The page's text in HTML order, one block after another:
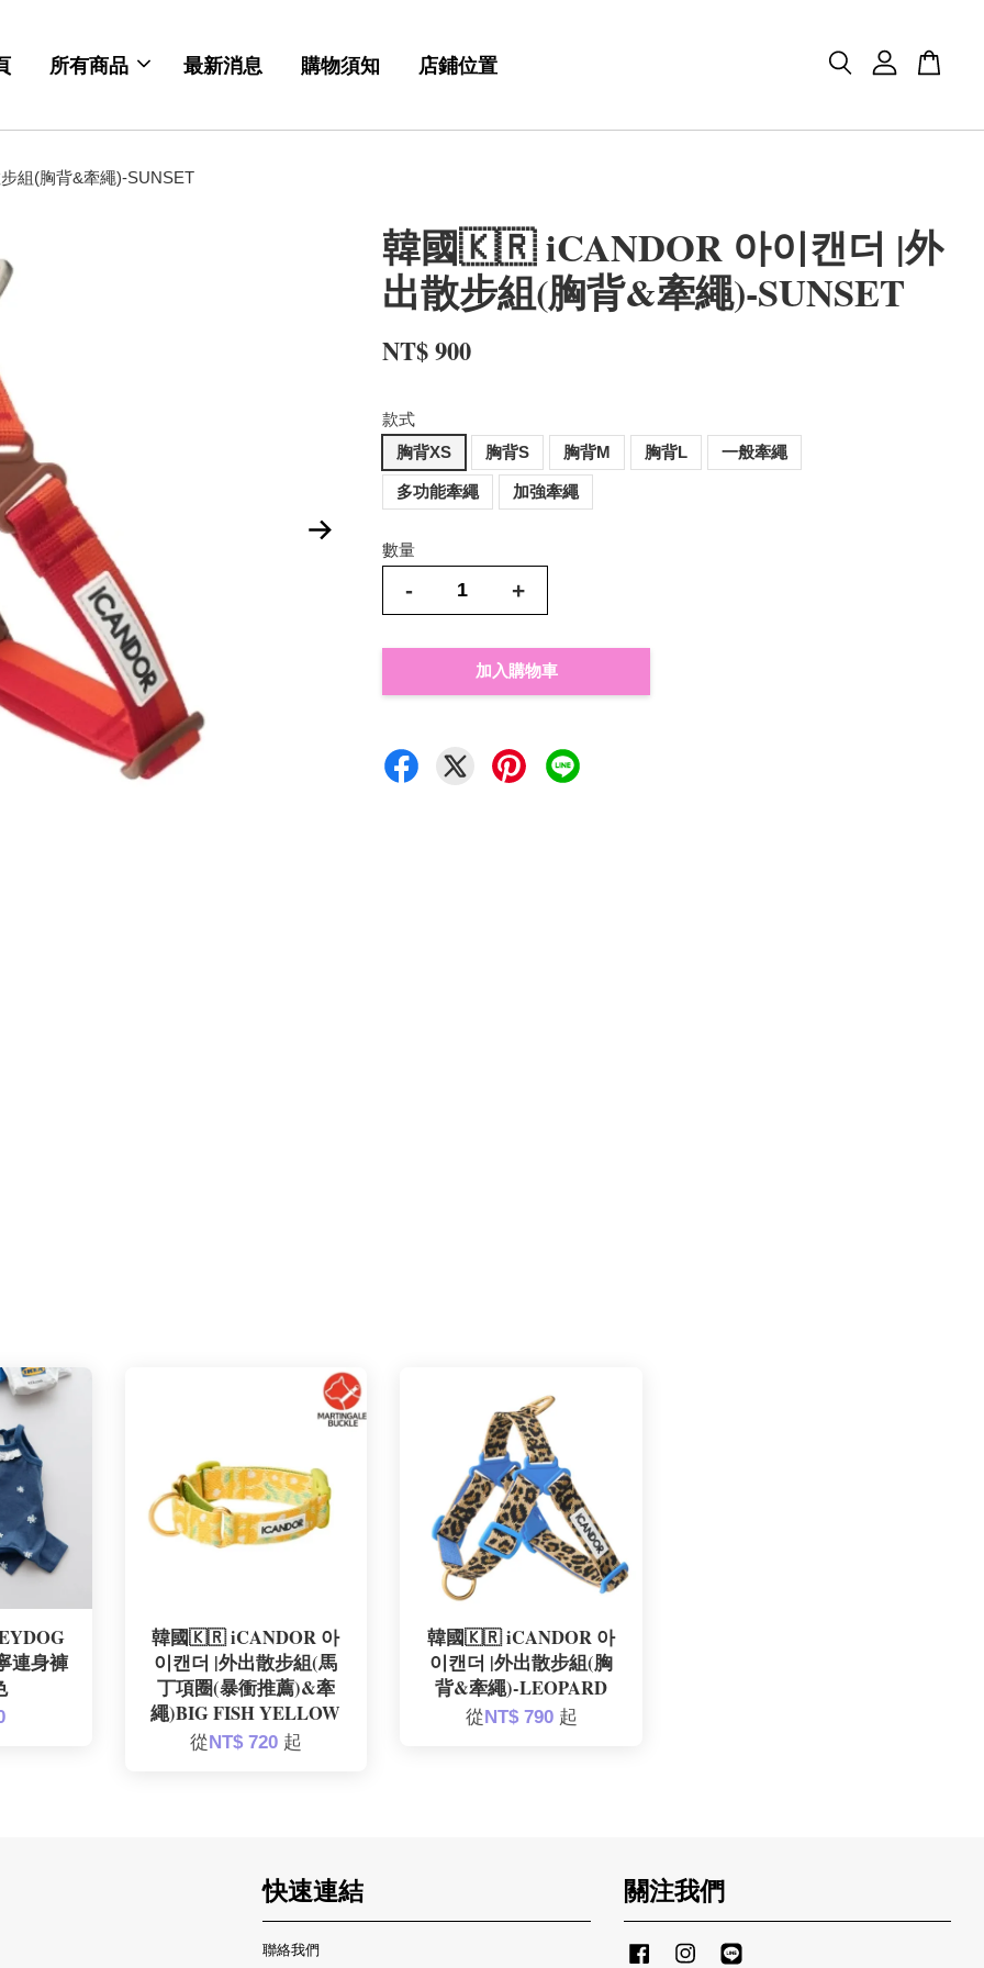
所有商品 最新消息 購物須知 店鋪位置
組(胸背&牽繩)-SUNSET
韓國🇰🇷 iCANDOR 아이캔더 |外
出散步組(胸背&牽繩)-SUNSET
NT$ 900
款式
胸背XS
胸背S 胸背M 胸背L 一般牽繩
多功能牽繩 加強牽繩
數量
- +
加入購物車
連身褲
韓國🇰🇷 iCANDOR 아
이캔더 |外出散步組(馬
丁項圈(暴衝推薦)&牽
繩)BIG FISH YELLOW
從 NT$ 720 起
韓國🇰🇷 iCANDOR 아
이캔더 |外出散步組(胸
背&牽繩)-LEOPARD
從 NT$ 790 起
快速連結
聯絡我們
關注我們
FacebookInstagram